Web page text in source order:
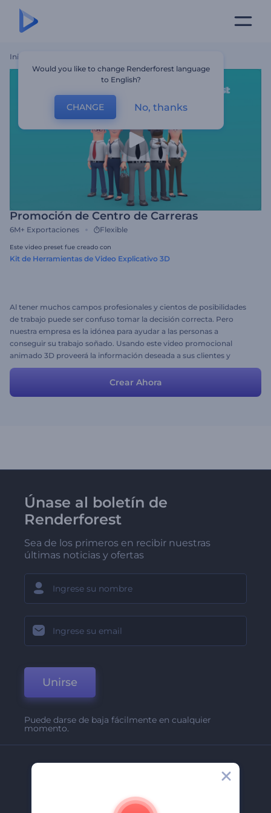
Inicio
Promoción de Centro de Carreras
6M+ Exportaciones Flexible
Este video preset fue creado con
Kit de Herramientas de Video Explicativo 3D
Al tener muchos campos profesionales y cientos de posibilidades
de trabajo puede ser confuso tomar la decisión correcta. Pero
nuestra empresa es la idónea para ayudar a las personas a
conseguir su trabajo soñado. Usando este video promocional
animado 3D proveerá la información deseada a sus clientes y
asegurará el mejor resultado. ¡Siéntase libre de añadir o editar
información personal de ser necesario y descargue un video
promocional exclusivo para su compañía!
Crear Ahora
Únase al boletín de
Renderforest
Sea de los primeros en recibir nuestras
últimas noticias y ofertas
Unirse
Puede darse de baja fácilmente en cualquier
momento.
Would you like to change Renderforest language
to English?
CHANGE No, thanks